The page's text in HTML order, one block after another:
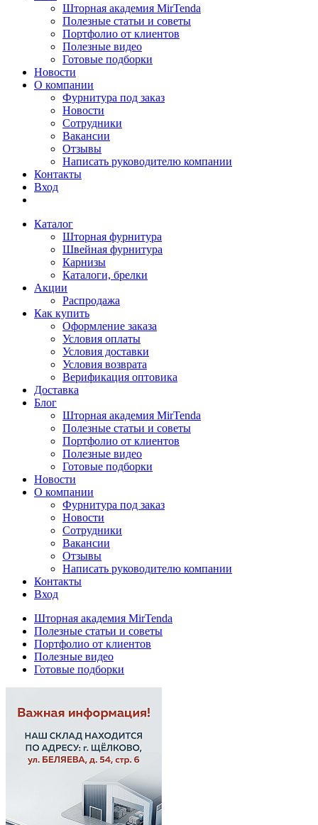
Шторная академия MirTenda
Полезные статьи и советы
Портфолио от клиентов
Полезные видео
Готовые подборки
Новости
О компании
Фурнитура под заказ
Новости
Сотрудники
Вакансии
Отзывы
Написать руководителю компании
Контакты
Вход
Каталог
Шторная фурнитура
Швейная фурнитура
Карнизы
Каталоги, брелки
Акции
Распродажа
Как купить
Оформление заказа
Условия оплаты
Условия доставки
Условия возврата
Верификация оптовика
Доставка
Блог
Шторная академия MirTenda
Полезные статьи и советы
Портфолио от клиентов
Полезные видео
Готовые подборки
Новости
О компании
Фурнитура под заказ
Новости
Сотрудники
Вакансии
Отзывы
Написать руководителю компании
Контакты
Вход
Шторная академия MirTenda
Полезные статьи и советы
Портфолио от клиентов
Полезные видео
Готовые подборки